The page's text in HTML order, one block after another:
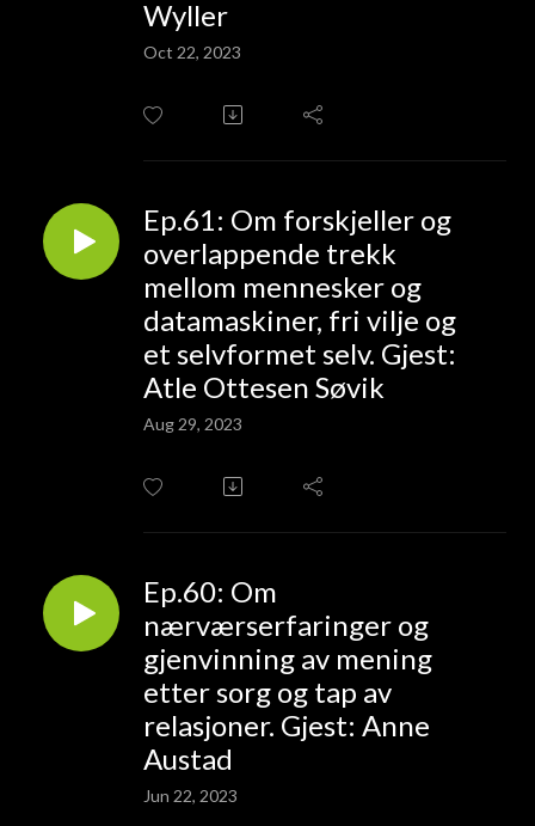
Wyller
Oct 22, 2023
Ep.61: Om forskjeller og
overlappende trekk
mellom mennesker og
datamaskiner, fri vilje og
et selvformet selv. Gjest:
Atle Ottesen Søvik
Aug 29, 2023
Ep.60: Om
nærværserfaringer og
gjenvinning av mening
etter sorg og tap av
relasjoner. Gjest: Anne
Austad
Jun 22, 2023